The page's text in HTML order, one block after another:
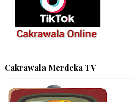
Cakrawala Merdeka TV